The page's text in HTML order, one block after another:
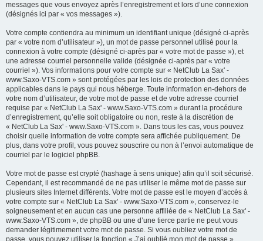
messages que vous envoyez après l’enregistrement et lors d’une connexion
(désignés ici par « vos messages »).
Votre compte contiendra au minimum un identifiant unique (désigné ci-après
par « votre nom d’utilisateur »), un mot de passe personnel utilisé pour la
connexion à votre compte (désigné ci-après par « votre mot de passe »), et
une adresse courriel personnelle valide (désignée ci-après par « votre
courriel »). Vos informations pour votre compte sur « NetClub La Sax' -
www.Saxo-VTS.com » sont protégées par les lois de protection des données
applicables dans le pays qui nous héberge. Toute information en-dehors de
votre nom d’utilisateur, de votre mot de passe et de votre adresse courriel
requise par « NetClub La Sax' - www.Saxo-VTS.com » durant la procédure
d’enregistrement, qu’elle soit obligatoire ou non, reste à la discrétion de
« NetClub La Sax' - www.Saxo-VTS.com ». Dans tous les cas, vous pouvez
choisir quelle information de votre compte sera affichée publiquement. De
plus, dans votre profil, vous pouvez souscrire ou non à l’envoi automatique de
courriel par le logiciel phpBB.
Votre mot de passe est crypté (hashage à sens unique) afin qu’il soit sécurisé.
Cependant, il est recommandé de ne pas utiliser le même mot de passe sur
plusieurs sites Internet différents. Votre mot de passe est le moyen d’accès à
votre compte sur « NetClub La Sax' - www.Saxo-VTS.com », conservez-le
soigneusement et en aucun cas une personne affiliée de « NetClub La Sax' -
www.Saxo-VTS.com », de phpBB ou une d’une tierce partie ne peut vous
demander légitimement votre mot de passe. Si vous oubliez votre mot de
passe, vous pouvez utiliser la fonction « J’ai oublié mon mot de passe »